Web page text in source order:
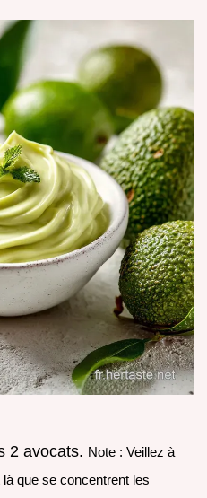
2 avocats. Note : Veillez à
que se concentrent les